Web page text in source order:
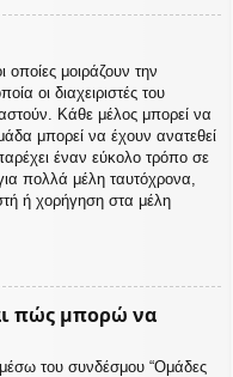
μοιράζουν την
οι διαχειριστές του
Κάθε μέλος μπορεί να
μπορεί να έχουν ανατεθεί
έναν εύκολο τρόπο σε
πολλά μέλη ταυτόχρονα,
ή χορήγηση στα μέλη
πώς μπορώ να
μέσω του συνδέσμου “Ομάδες